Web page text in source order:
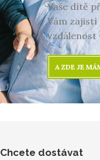
Vaše dítě
Vám zajistí
vzdálenost
A ZDE JE
Chcete dostávat